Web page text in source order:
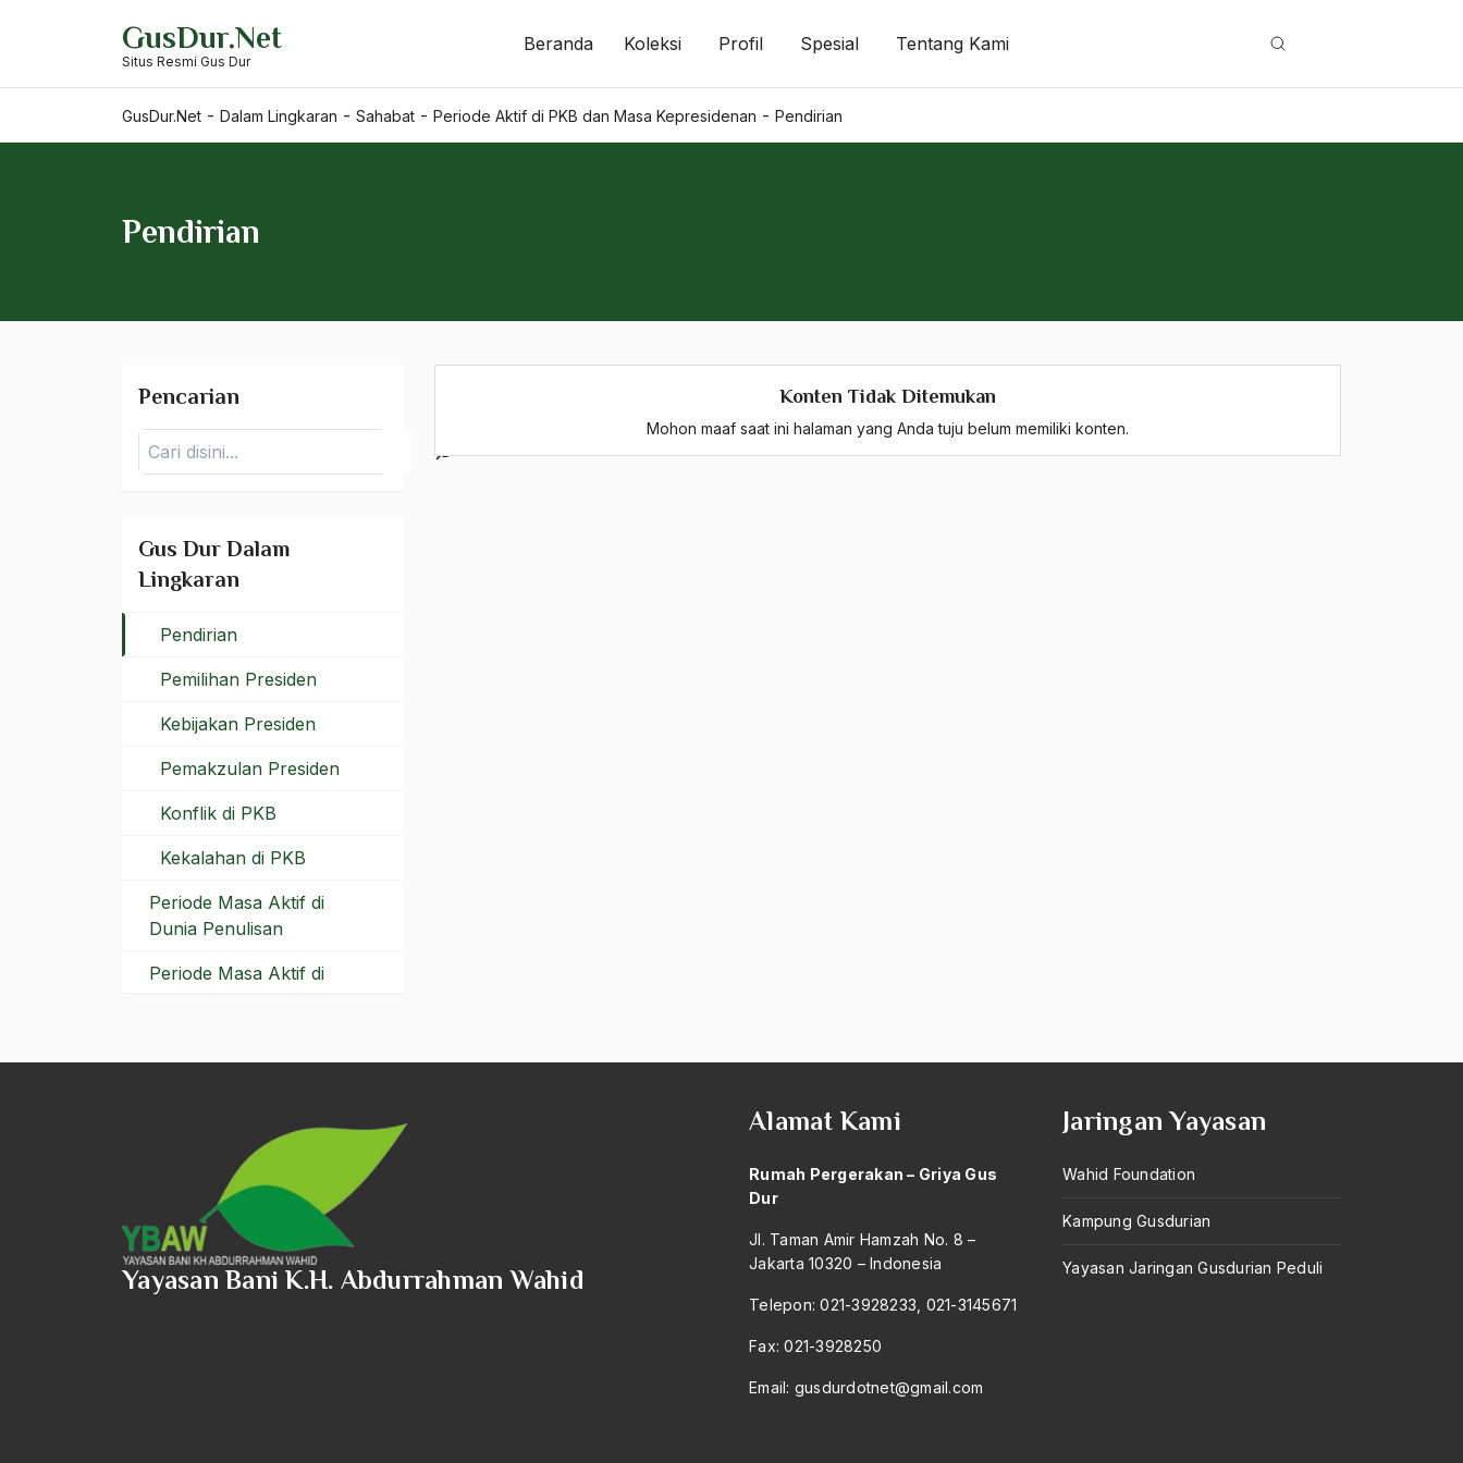
GusDur.Net
Situs Resmi Gus Dur
Beranda Koleksi Profil Spesial Tentang Kami
GusDur.Net - Dalam Lingkaran - Sahabat - Periode Aktif di PKB dan Masa Kepresidenan - Pendirian
Pendirian
Konten Tidak Ditemukan
Mohon maaf saat ini halaman yang Anda tuju belum memiliki konten.
Pencarian
Pencarian
Gus Dur Dalam
Lingkaran
Guru
Sahabat
Masa Kepresidenan
Pendirian
Pemilihan Presiden
Kebijakan Presiden
Pemakzulan Presiden
Konflik di PKB
Kekalahan di PKB
Periode Masa Aktif di
Dunia Penulisan
Periode Masa Aktif di
Periode Masa Belajar di
Luar Negeri
Periode Pasca Masa
Kepresidenan
Yayasan Bani K.H. Abdurrahman Wahid
Alamat Kami
Rumah Pergerakan – Griya Gus
Dur
Jl. Taman Amir Hamzah No. 8 –
Jakarta 10320 – Indonesia
Telepon: 021-3928233, 021-3145671
Fax: 021-3928250
Email: gusdurdotnet@gmail.com
Jaringan Yayasan
Wahid Foundation
Kampung Gusdurian
Yayasan Jaringan Gusdurian Peduli